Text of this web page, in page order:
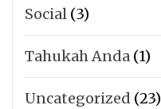
Social (3)
Tahukah Anda (1)
Uncategorized (23)